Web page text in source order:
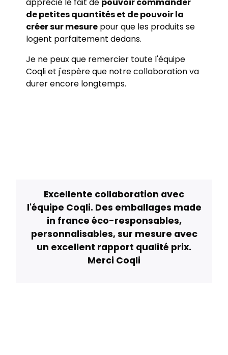
apprécié le fait de pouvoir commander
de petites quantités et de pouvoir la
créer sur mesure pour que les produits se
logent parfaitement dedans.
Je ne peux que remercier toute l'équipe
Coqli et j'espère que notre collaboration va
durer encore longtemps.
Excellente collaboration avec
l'équipe Coqli. Des emballages made
in france éco-responsables,
personnalisables, sur mesure avec
un excellent rapport qualité prix.
Merci Coqli